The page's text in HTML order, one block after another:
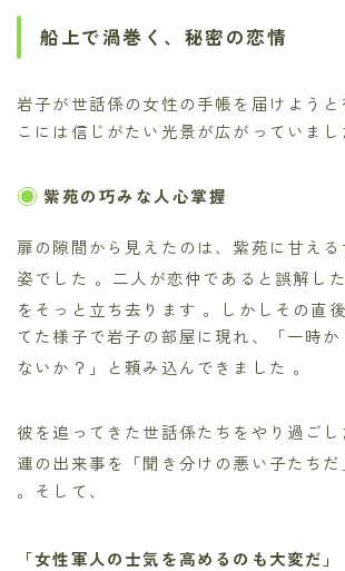
船上で渦巻く、秘密の恋情
岩子が世話係の女性の手帳を届けようと
こには信じがたい光景が広がっていまし
紫苑の巧みな人心掌握
扉の隙間から見えたのは、紫苑に甘え
姿でした 。二人が恋仲であると誤解し
をそっと立ち去ります 。しかしその直
てた様子で岩子の部屋に現れ、「一時
ないか？」と頼み込んできました 。
彼を追ってきた世話係たちをやり過ご
連の出来事を「聞き分けの悪い子たち
。そして、
「女性軍人の士気を高めるのも大変だ」